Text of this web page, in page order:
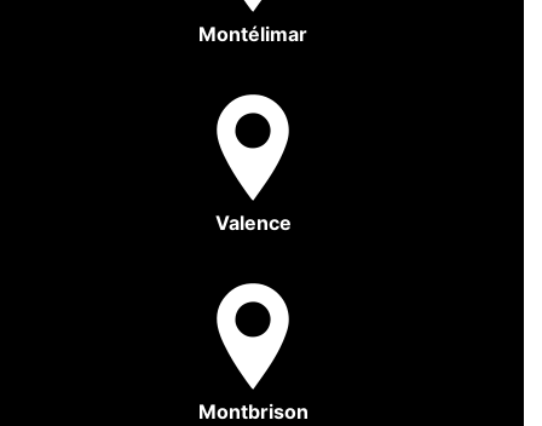
Montélimar
Valence
Montbrison